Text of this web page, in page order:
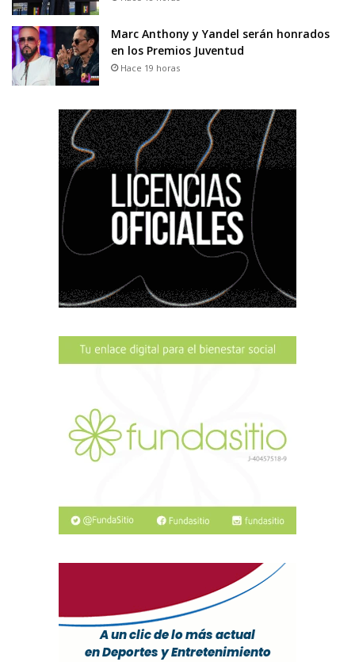
Marc Anthony y Yandel serán honrados
en los Premios Juventud
Hace 19 horas